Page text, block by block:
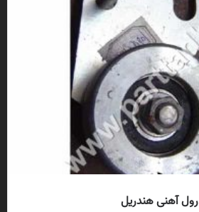
رول آهنی هندریل